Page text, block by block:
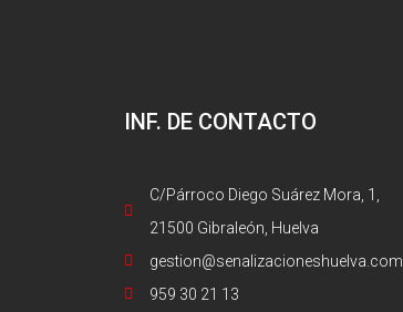
INF. DE CONTACTO
C/Párroco Diego Suárez Mora, 1,
21500 Gibraleón, Huelva
gestion@senalizacioneshuelva.com
959 30 21 13